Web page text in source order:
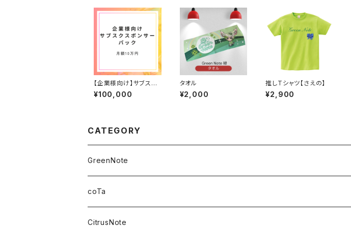
【企業様向け】サブスク
スポンサー10万パック
¥100,000
タオル
¥2,000
推しTシャツ【さえの】
¥2,900
CATEGORY
GreenNote
さえの
愛乃茉央
coTa
CitrusNote